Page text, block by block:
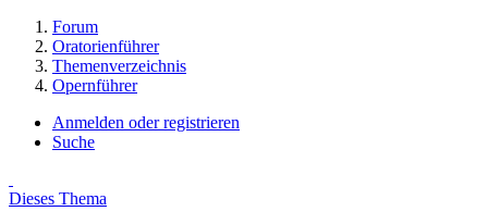
Forum
Oratorienführer
Themenverzeichnis
Opernführer
Anmelden oder registrieren
Suche
Dieses Thema